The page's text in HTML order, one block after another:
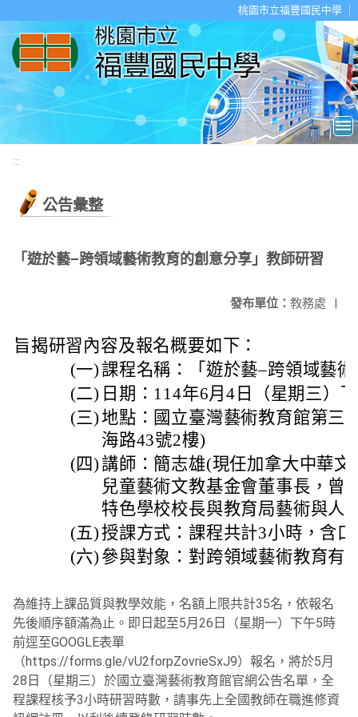
桃園市立福豐國民中學
:::
公告彙整
「遊於藝–跨領域藝術教育的創意分享」教師研習
發布單位： 教務處 |
旨揭研習內容及報名概要如下：
(一)課程名稱：「遊於藝–跨領域藝
(二) 日期：114年6月4日（星期三）
(三)地點：國立臺灣藝術教育館第三
海路43號2樓)
(四)講師：簡志雄(現任加拿大中華
兒童藝術文教基金會董事長，曾
特色學校校長與教育局藝術與人
(五)授課方式：課程共計3小時，含
(六) 參與對象：對跨領域藝術教育有
為維持上課品質與教學效能，名額上限共計35名，依報名
先後順序額滿為止。即日起至5月26日（星期一）下午5時
前逕至GOOGLE表單
（https://forms.gle/vU2forpZovrieSxJ9）報名，將於5月
28日（星期三）於國立臺灣藝術教育館官網公告名單，全
程課程核予3小時研習時數，請事先上全國教師在職進修資